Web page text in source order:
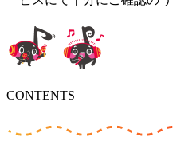
CONTENTS